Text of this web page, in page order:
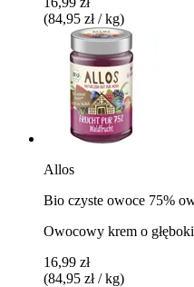
(84,95 zł / kg)
Allos
Bio czyste owoce 75%
Owocowy krem ​​o
16,99 zł
(84,95 zł / kg)